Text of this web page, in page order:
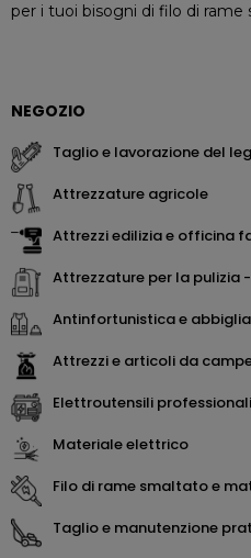
per i tuoi bisogni di filo di
NEGOZIO
taglio e lavorazione del
attrezzature agricole
attrezzi edilizia e officina
attrezzature per la
antinfortunistica e
attrezzi e articoli da
elettroutensili professionali
materiale elettrico
filo di rame smaltato e
taglio e manutenzione